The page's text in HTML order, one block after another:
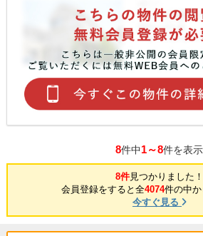
8件中1～8件を表示
8件見つかりました！
会員登録をすると全4074件の中か
今すぐ見る